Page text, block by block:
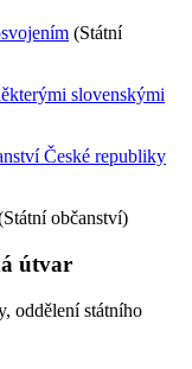
(Státní
slovenskými
České republiky
občanství)
útvar
oddělení státního